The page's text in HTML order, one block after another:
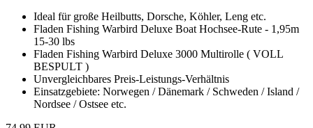
Ideal für große Heilbutts, Dorsche, Köhler, Leng etc.
Fladen Fishing Warbird Deluxe Boat Hochsee-Rute - 1,95m
15-30 lbs
Fladen Fishing Warbird Deluxe 3000 Multirolle ( VOLL
BESPULT )
Unvergleichbares Preis-Leistungs-Verhältnis
Einsatzgebiete: Norwegen / Dänemark / Schweden / Island /
Nordsee / Ostsee etc.